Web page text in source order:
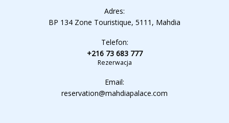
Adres:
BP 134 Zone Touristique, 5111, Mahdia
Telefon:
+216 73 683 777
Rezerwacja
Email:
reservation@mahdiapalace.com